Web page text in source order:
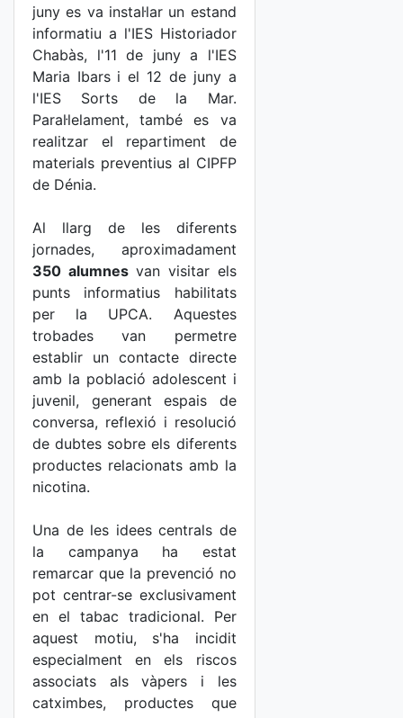
juny es va instal·lar un estand
informatiu a l'IES Historiador
Chabàs, l'11 de juny a l'IES
Maria Ibars i el 12 de juny a
l'IES Sorts de la Mar.
Paral·lelament, també es va
realitzar el repartiment de
materials preventius al CIPFP
de Dénia.
Al llarg de les diferents
jornades, aproximadament
350 alumnesvan visitar els
punts informatius habilitats
per la UPCA. Aquestes
trobades van permetre
establir un contacte directe
amb la població adolescent i
juvenil, generant espais de
conversa, reflexió i resolució
de dubtes sobre els diferents
productes relacionats amb la
nicotina.
Una de les idees centrals de
la campanya ha estat
remarcar que la prevenció no
pot centrar-se exclusivament
en el tabac tradicional. Per
aquest motiu, s'ha incidit
especialment en els riscos
associats als vàpers i les
catximbes, productes que